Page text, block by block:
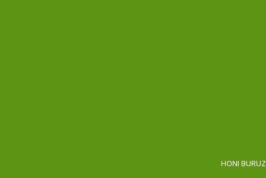
HONI BURUZ